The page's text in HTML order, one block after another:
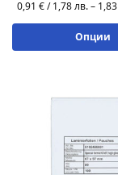
0,91 € /1,78лв. – 1,83
Опции